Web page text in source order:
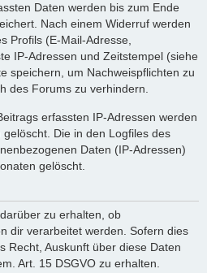
Daten werden bis zum Ende
Nach einem Widerruf werden
Profils (E-Mail-Adresse,
IP-Adressen und Zeitstempel (siehe
speichern, um Nachweispflichten zu
des Forums zu verhindern.
erfassten IP-Adressen werden
Die in den Logfiles des
Daten (IP-Adressen)
gelöscht.
zu erhalten, ob
dir verarbeitet werden. Sofern dies
Recht, Auskunft über diese Daten
Art. 15 DSGVO zu erhalten.